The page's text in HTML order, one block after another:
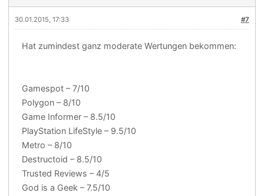
#7
30.01.2015, 17:33
Hat zumindest ganz moderate Wertungen bekommen:
Gamespot – 7/10
Polygon – 8/10
Game Informer – 8.5/10
PlayStation LifeStyle – 9.5/10
Metro – 8/10
Destructoid – 8.5/10
Trusted Reviews – 4/5
God is a Geek – 7.5/10